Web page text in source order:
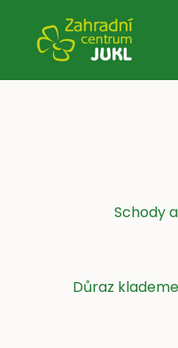
Schody
Důraz